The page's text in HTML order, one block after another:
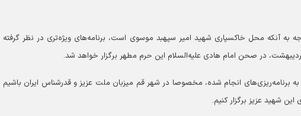
آنکه محل خاکسپاری شهید امیر سپهبد موسوی است، برنامه‌های ویژه‌تری در نظر گرفته
به برنامه‌ریزی‌های انجام شده، مخصوصا در شهر قم میزبان ملت عزیز و قدرشناس ایران باشیم
شهید عزیز برگزار کنیم.